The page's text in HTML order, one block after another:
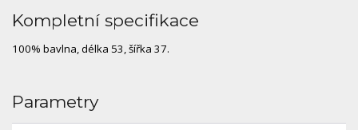
Kompletní specifikace
100% bavlna, délka 53, šířka 37.
Parametry